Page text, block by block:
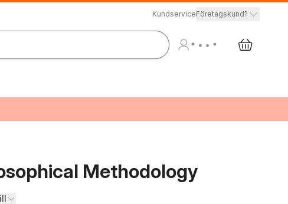
KundserviceFöretagskund?
Methodology